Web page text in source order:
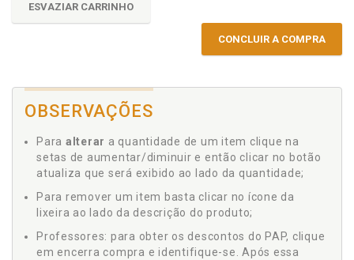
ESVAZIAR CARRINHO
CONCLUIR A COMPRA
OBSERVAÇÕES
Para alterar a quantidade de um item clique na
setas de aumentar/diminuir e então clicar no botão
atualiza que será exibido ao lado da quantidade;
Para remover um item basta clicar no ícone da
lixeira ao lado da descrição do produto;
Professores: para obter os descontos do PAP, clique
em encerra compra e identifique-se. Após essa